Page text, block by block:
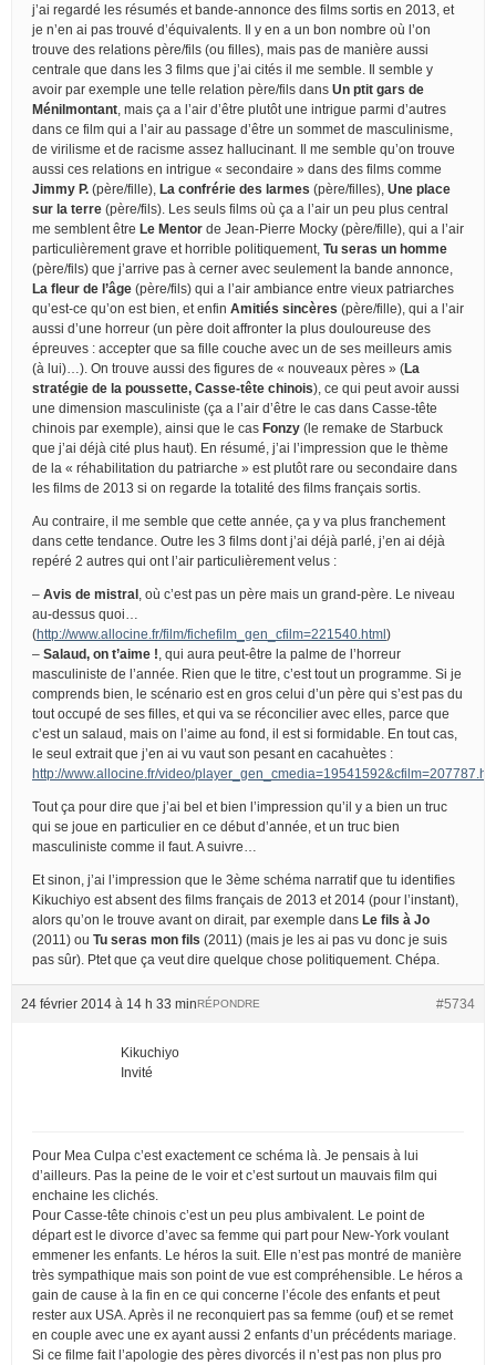
j’ai regardé les résumés et bande-annonce des films sortis en 2013, et
je n’en ai pas trouvé d’équivalents. Il y en a un bon nombre où l’on
trouve des relations père/fils (ou filles), mais pas de manière aussi
centrale que dans les 3 films que j’ai cités il me semble. Il semble y
avoir par exemple une telle relation père/fils dans Un ptit gars de
Ménilmontant , mais ça a l’air d’être plutôt une intrigue parmi d’autres
dans ce film qui a l’air au passage d’être un sommet de masculinisme,
de virilisme et de racisme assez hallucinant. Il me semble qu’on trouve
aussi ces relations en intrigue « secondaire » dans des films comme
Jimmy P. (père/fille), La confrérie des larmes (père/filles), Une place
sur la terre (père/fils). Les seuls films où ça a l’air un peu plus central
me semblent être Le Mentor de Jean-Pierre Mocky (père/fille), qui a l’air
particulièrement grave et horrible politiquement, Tu seras un homme
(père/fils) que j’arrive pas à cerner avec seulement la bande annonce,
La fleur de l’âge (père/fils) qui a l’air ambiance entre vieux patriarches
qu’est-ce qu’on est bien, et enfin Amitiés sincères (père/fille), qui a l’air
aussi d’une horreur (un père doit affronter la plus douloureuse des
épreuves : accepter que sa fille couche avec un de ses meilleurs amis
(à lui)…). On trouve aussi des figures de « nouveaux pères » (La
stratégie de la poussette, Casse-tête chinois), ce qui peut avoir aussi
une dimension masculiniste (ça a l’air d’être le cas dans Casse-tête
chinois par exemple), ainsi que le cas Fonzy (le remake de Starbuck
que j’ai déjà cité plus haut). En résumé, j’ai l’impression que le thème
de la « réhabilitation du patriarche » est plutôt rare ou secondaire dans
les films de 2013 si on regarde la totalité des films français sortis.
Au contraire, il me semble que cette année, ça y va plus franchement
dans cette tendance. Outre les 3 films dont j’ai déjà parlé, j’en ai déjà
repéré 2 autres qui ont l’air particulièrement velus :
– Avis de mistral , où c’est pas un père mais un grand-père. Le niveau
au-dessus quoi…
(http://www.allocine.fr/film/fichefilm_gen_cfilm=221540.html)
– Salaud, on t’aime ! , qui aura peut-être la palme de l’horreur
masculiniste de l’année. Rien que le titre, c’est tout un programme. Si je
comprends bien, le scénario est en gros celui d’un père qui s’est pas du
tout occupé de ses filles, et qui va se réconcilier avec elles, parce que
c’est un salaud, mais on l’aime au fond, il est si formidable. En tout cas,
le seul extrait que j’en ai vu vaut son pesant en cacahuètes :
http://www.allocine.fr/video/
Tout ça pour dire que j’ai bel et bien l’impression qu’il y a bien un truc
qui se joue en particulier en ce début d’année, et un truc bien
masculiniste comme il faut. A suivre…
Et sinon, j’ai l’impression que le 3ème schéma narratif que tu identifies
Kikuchiyo est absent des films français de 2013 et 2014 (pour l’instant),
alors qu’on le trouve avant on dirait, par exemple dans Le fils à Jo
(2011) ou Tu seras mon fils (2011) (mais je les ai pas vu donc je suis
pas sûr). Ptet que ça veut dire quelque chose politiquement. Chépa.
24 février 2014 à 14 h 33 min #5734
RÉPONDRE
Kikuchiyo
Invité
Pour Mea Culpa c’est exactement ce schéma là. Je pensais à lui
d’ailleurs. Pas la peine de le voir et c’est surtout un mauvais film qui
enchaine les clichés.
Pour Casse-tête chinois c’est un peu plus ambivalent. Le point de
départ est le divorce d’avec sa femme qui part pour New-York voulant
emmener les enfants. Le héros la suit. Elle n’est pas montré de manière
très sympathique mais son point de vue est compréhensible. Le héros a
gain de cause à la fin en ce qui concerne l’école des enfants et peut
rester aux USA. Après il ne reconquiert pas sa femme (ouf) et se remet
en couple avec une ex ayant aussi 2 enfants d’un précédents mariage.
Si ce filme fait l’apologie des pères divorcés il n’est pas non plus pro